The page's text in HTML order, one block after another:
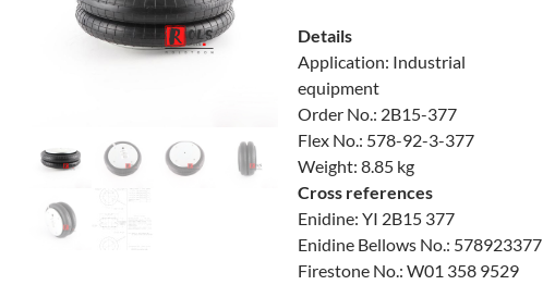
Details
Application: Industrial
equipment
Order No.: 2B15-377
Flex No.: 578-92-3-377
Weight: 8.85 kg
Cross references
Enidine: YI 2B15 377
Enidine Bellows No.: 578923377
Firestone No.: W01 358 9529